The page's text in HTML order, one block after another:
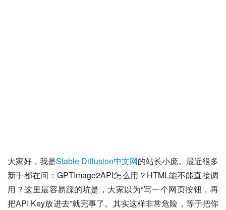
大家好，我是Stable Diffusion中文网的站长小庞。最近很多
新手都在问：GPTImage2API怎么用？HTML能不能直接调
用？这里最容易踩的坑是，大家以为“写一个网页按钮，再
把API Key放进去”就完事了。其实这样非常危险，等于把你